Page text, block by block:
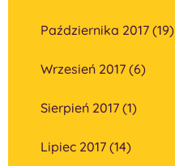
Października 2017 (19)
Wrzesień 2017 (6)
Sierpień 2017 (1)
Lipiec 2017 (14)